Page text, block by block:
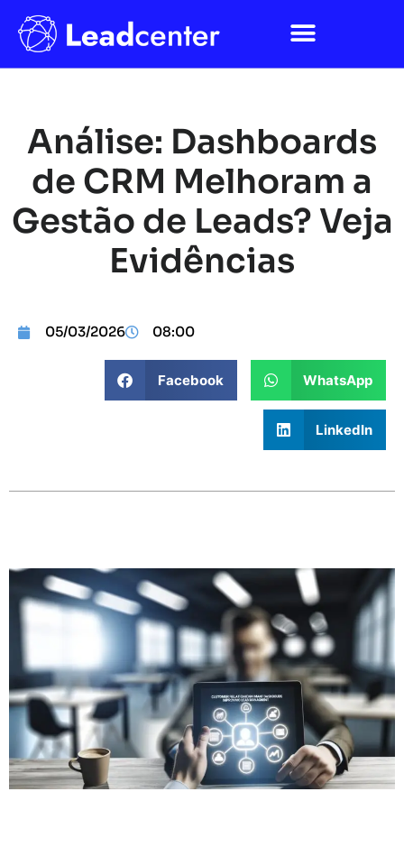
Análise: Dashboards
de CRM Melhoram a
Gestão de Leads? Veja
Evidências
05/03/2026 08:00
Facebook WhatsApp
LinkedIn